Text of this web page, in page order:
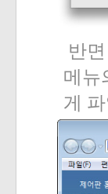
반면
메뉴
게
파